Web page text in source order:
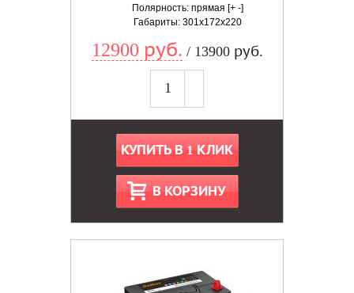
Полярность: прямая [+ -]
Габариты: 301x172x220
12900 руб. / 13900 руб.
КУПИТЬ В 1 КЛИК
В КОРЗИНУ